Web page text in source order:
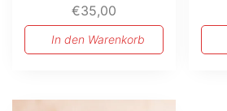
€35,00
In den Warenkorb